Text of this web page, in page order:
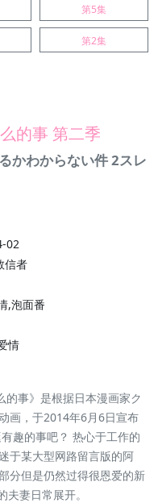
第5集
第2集
的事 第二季
かわからない件 2スレ
02
信者
,泡面番
情
的事》是根据日本漫画家ク
画，于2014年6月6日宣布
趣的事吧？ 热心于工作的
于某大型网路留言版的阿
分但是仍然过得很恩爱的新
妻日常展开。